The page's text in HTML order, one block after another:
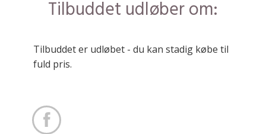
Tilbuddet udløber om:
Tilbuddet er udløbet - du kan stadig købe til
fuld pris.
